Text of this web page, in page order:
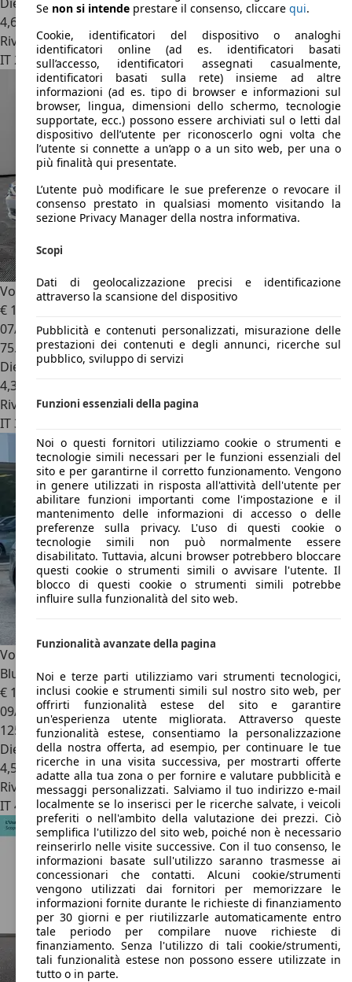
4,6 l/100 km (comb.)
Rivenditore
IT 24060Villongo - Bergamo
Volkswagen Passat2.0TDI 110kW Business BMT DSG
€ 19.700
07/2019
75.000 km
Diesel
4,3 l/100 km (comb.)
Rivenditore
IT 39031
Volkswagen Passat
Variant 2.0 TDI DSG Highline
BlueMotion Technology
€ 13.900
09/2017
125.000 km
Diesel
4,5 l/100 km (comb.)
Rivenditore
IT 40068San Lazzaro Di Savena - Bologna
Se non si intende prestare il consenso, cliccare qui.
Cookie, identificatori del dispositivo o analoghi
identificatori online (ad es. identificatori basati
sull’accesso, identificatori assegnati casualmente,
identificatori basati sulla rete) insieme ad altre
informazioni (ad es. tipo di browser e informazioni sul
browser, lingua, dimensioni dello schermo, tecnologie
supportate, ecc.) possono essere archiviati sul o letti dal
dispositivo dell’utente per riconoscerlo ogni volta che
l’utente si connette a un’app o a un sito web, per una o
più finalità qui presentate.
L’utente può modificare le sue preferenze o revocare il
consenso prestato in qualsiasi momento visitando la
sezione Privacy Manager della nostra informativa.
Scopi
Dati di geolocalizzazione precisi e identificazione
attraverso la scansione del dispositivo
Pubblicità e contenuti personalizzati, misurazione delle
prestazioni dei contenuti e degli annunci, ricerche sul
pubblico, sviluppo di servizi
Funzioni essenziali della pagina
Noi o questi fornitori utilizziamo cookie o strumenti e
tecnologie simili necessari per le funzioni essenziali del
sito e per garantirne il corretto funzionamento. Vengono
in genere utilizzati in risposta all'attività dell'utente per
abilitare funzioni importanti come l'impostazione e il
mantenimento delle informazioni di accesso o delle
preferenze sulla privacy. L'uso di questi cookie o
tecnologie simili non può normalmente essere
disabilitato. Tuttavia, alcuni browser potrebbero bloccare
questi cookie o strumenti simili o avvisare l'utente. Il
blocco di questi cookie o strumenti simili potrebbe
influire sulla funzionalità del sito web.
Funzionalità avanzate della pagina
Noi e terze parti utilizziamo vari strumenti tecnologici,
inclusi cookie e strumenti simili sul nostro sito web, per
offrirti funzionalità estese del sito e garantire
un'esperienza utente migliorata. Attraverso queste
funzionalità estese, consentiamo la personalizzazione
della nostra offerta, ad esempio, per continuare le tue
ricerche in una visita successiva, per mostrarti offerte
adatte alla tua zona o per fornire e valutare pubblicità e
messaggi personalizzati. Salviamo il tuo indirizzo e-mail
localmente se lo inserisci per le ricerche salvate, i veicoli
preferiti o nell'ambito della valutazione dei prezzi. Ciò
semplifica l'utilizzo del sito web, poiché non è necessario
reinserirlo nelle visite successive. Con il tuo consenso, le
informazioni basate sull'utilizzo saranno trasmesse ai
concessionari che contatti. Alcuni cookie/strumenti
vengono utilizzati dai fornitori per memorizzare le
informazioni fornite durante le richieste di finanziamento
per 30 giorni e per riutilizzarle automaticamente entro
tale periodo per compilare nuove richieste di
finanziamento. Senza l'utilizzo di tali cookie/strumenti,
tali funzionalità estese non possono essere utilizzate in
tutto o in parte.